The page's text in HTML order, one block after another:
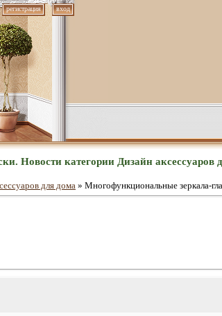
регистрация вход
Новости категории Дизайн аксессуаров
для дома » Многофункциональные зеркала-